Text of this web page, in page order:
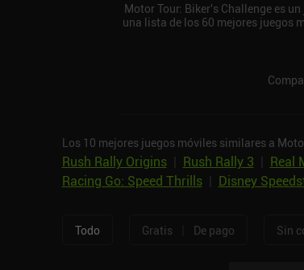
Motor Tour: Biker's Challenge es
una lista de los 60 mejores juegos
Los 10 mejores juegos móviles similares a
Rush Rally Origins| Rush Rally 3 Real
Racing Go: Speed Thrills| Disney
Todo Gratis De pago Sin